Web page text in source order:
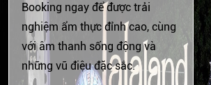
Booking ngay để được trải
nghiệm ẩm thực đỉnh cao, cùng
với âm thanh sống động và
những vũ điệu đặc sắc.